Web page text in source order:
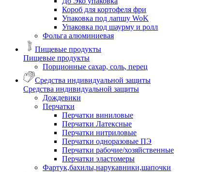
Короб для кортофеля фри
Упаковка под лапшу WoK
Упаковка под шаурму и ролл
Фольга алюминиевая
Пищевые продукты
Пищевые продукты
Порционные сахар, соль, перец
Средства индивидуальной защиты
Средства индивидуальной защиты
Дождевики
Перчатки
Перчатки виниловые
Перчатки Латексные
Перчатки нитриловые
Перчатки одноразовые ПЭ
Перчатки рабочие/хозяйственные
Перчатки эластомеры
Фартук,бахилы,нарукавники,шапочки